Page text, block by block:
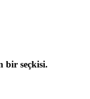
bir seçkisi.